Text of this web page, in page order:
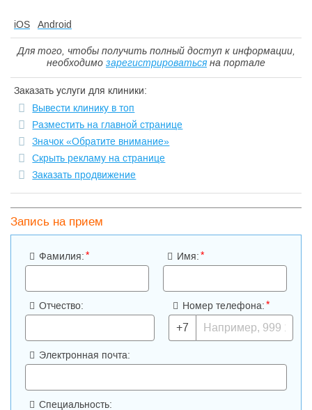
iOS Android
Для того, чтобы получить полный доступ к информации,
необходимо зарегистрироватьсяна портале
Заказать услуги для клиники:
Вывести клинику в топ
Разместить на главной странице
Значок «Обратите внимание»
Скрыть рекламу на странице
Заказать продвижение
Запись на прием
Фамилия:* Имя:*
Отчество: Номер телефона:*
+7
Электронная почта:
Специальность: